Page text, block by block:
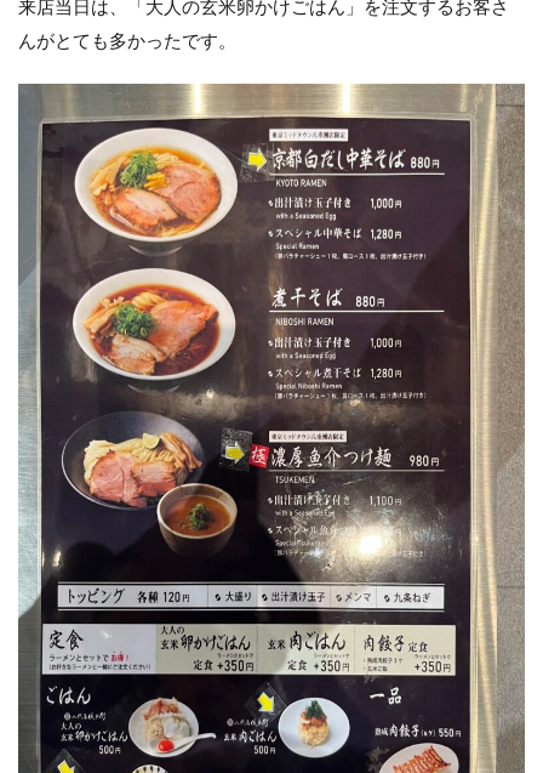
来店当日は、「大人の玄米卵かけごはん」を注文するお客さ
んがとても多かったです。